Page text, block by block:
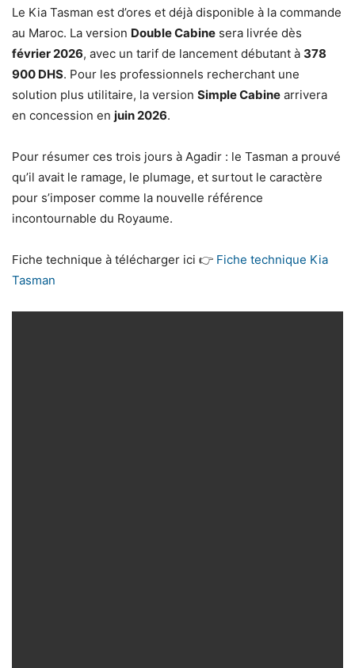
Le Kia Tasman est d’ores et déjà disponible à la commande
au Maroc. La version Double Cabine sera livrée dès
février 2026, avec un tarif de lancement débutant à 378
900 DHS. Pour les professionnels recherchant une
solution plus utilitaire, la version Simple Cabine arrivera
en concession en juin 2026.
Pour résumer ces trois jours à Agadir : le Tasman a prouvé
qu’il avait le ramage, le plumage, et surtout le caractère
pour s’imposer comme la nouvelle référence
incontournable du Royaume.
Fiche technique à télécharger ici 👉 Fiche technique Kia
Tasman